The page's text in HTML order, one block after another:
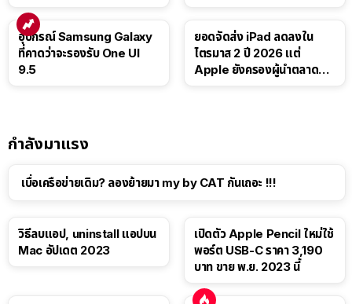
อุปกรณ์ Samsung Galaxy
ที่คาดว่าจะรองรับ One UI
9.5
ยอดจัดส่ง iPad ลดลงใน
ไตรมาส 2 ปี 2026 แต่
Apple ยังครองผู้นำตลาด
กำลังมาแรง
เบื่อเครือข่ายเดิม? ลองย้ายมา my by CAT กันเถอะ !!!
วิธีลบแอป, uninstall แอปบน
Mac อัปเดต 2023
เปิดตัว Apple Pencil ใหม่ใช้
พอร์ต USB-C ราคา 3,190
บาท ขาย พ.ย. 2023 นี้